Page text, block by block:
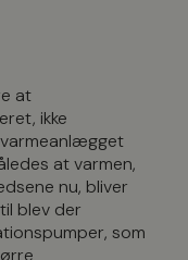
at
ikke
at varmen,
nu, bliver
blev der
som